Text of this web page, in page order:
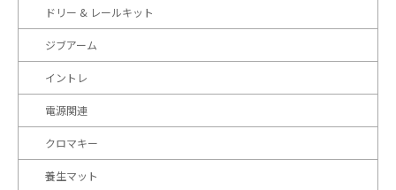
ドリー & レールキット
ジブアーム
イントレ
電源関連
クロマキー
養生マット